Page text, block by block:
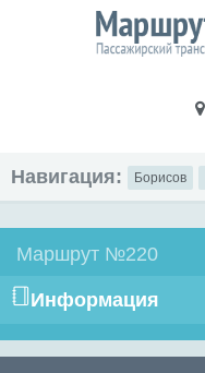
Навигация: Борисов
Маршрут №220
Информация